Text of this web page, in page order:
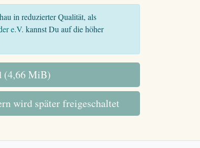
in reduzierter Qualität, als
e.V. kannst Du auf die höher
(4,66 MiB)
wird später freigeschaltet